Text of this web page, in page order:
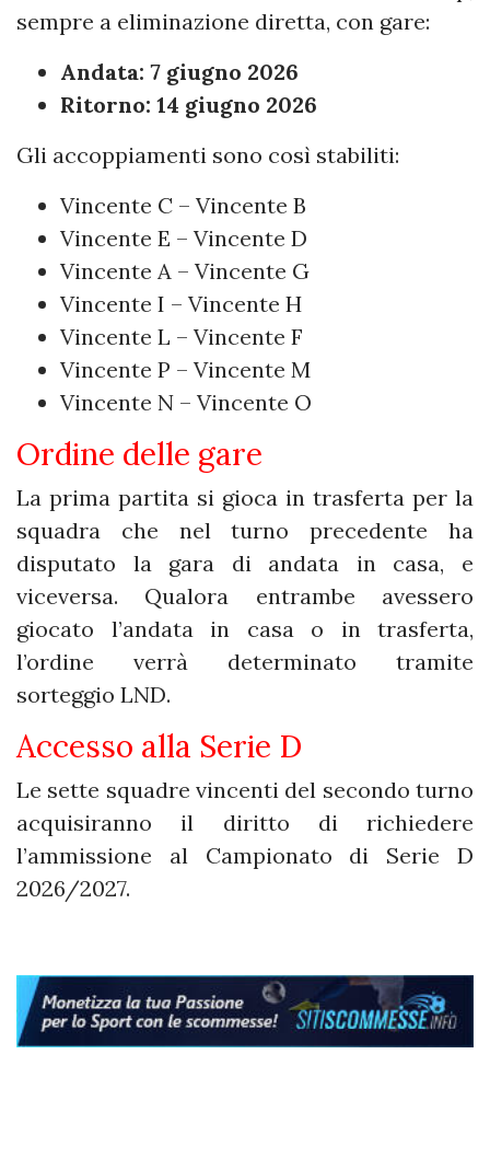
sempre a eliminazione diretta, con gare:
Andata: 7 giugno 2026
Ritorno: 14 giugno 2026
Gli accoppiamenti sono così stabiliti:
Vincente C – Vincente B
Vincente E – Vincente D
Vincente A – Vincente G
Vincente I – Vincente H
Vincente L – Vincente F
Vincente P – Vincente M
Vincente N – Vincente O
Ordine delle gare
La prima partita si gioca in trasferta per la
squadra che nel turno precedente ha
disputato la gara di andata in casa, e
viceversa. Qualora entrambe avessero
giocato l’andata in casa o in trasferta,
l’ordine verrà determinato tramite
sorteggio LND.
Accesso alla Serie D
Le sette squadre vincenti del secondo turno
acquisiranno il diritto di richiedere
l’ammissione al Campionato di Serie D
2026/2027.